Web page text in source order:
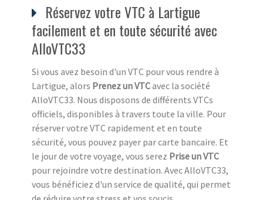
Réservez votre VTC à Lartigue
facilement et en toute sécurité avec
AlloVTC33
Si vous avez besoin d'un VTC pour vous rendre à
Lartigue, alors Prenez un VTCavec la société
AlloVTC33. Nous disposons de différents VTCs
officiels, disponibles à travers toute la ville. Pour
réserver votre VTC rapidement et en toute
sécurité, vous pouvez payer par carte bancaire. Et
le jour de votre voyage, vous serez Prise un VTC
pour rejoindre votre destination. Avec AlloVTC33,
vous bénéficiez d'un service de qualité, qui permet